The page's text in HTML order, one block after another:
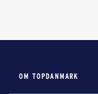
OM TOPDANMARK